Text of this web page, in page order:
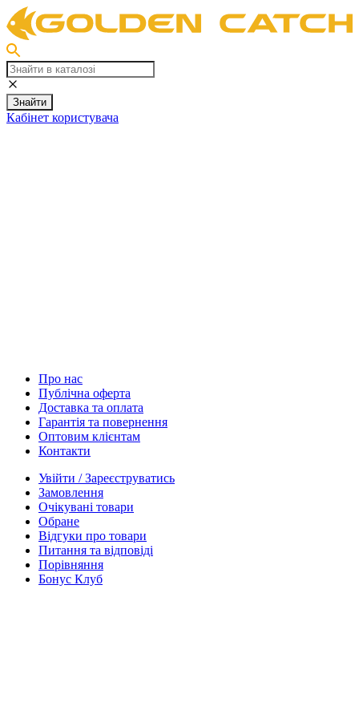
Знайти
Кабінет користувача
Про нас
Публічна оферта
Доставка та оплата
Гарантія та повернення
Оптовим клієнтам
Контакти
Увійти / Зареєструватись
Замовлення
Очікувані товари
Обране
Відгуки про товари
Питання та відповіді
Порівняння
Бонус Клуб